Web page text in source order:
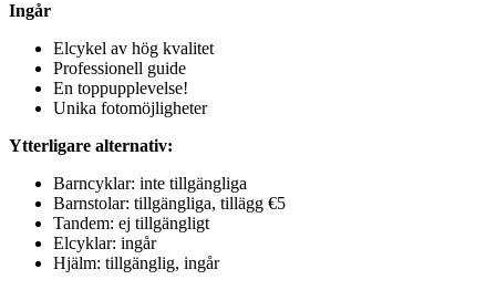
Ingår
Elcykel av hög kvalitet
Professionell guide
En toppupplevelse!
Unika fotomöjligheter
Ytterligare alternativ:
Barncyklar: inte tillgängliga
Barnstolar: tillgängliga, tillägg €5
Tandem: ej tillgängligt
Elcyklar: ingår
Hjälm: tillgänglig, ingår